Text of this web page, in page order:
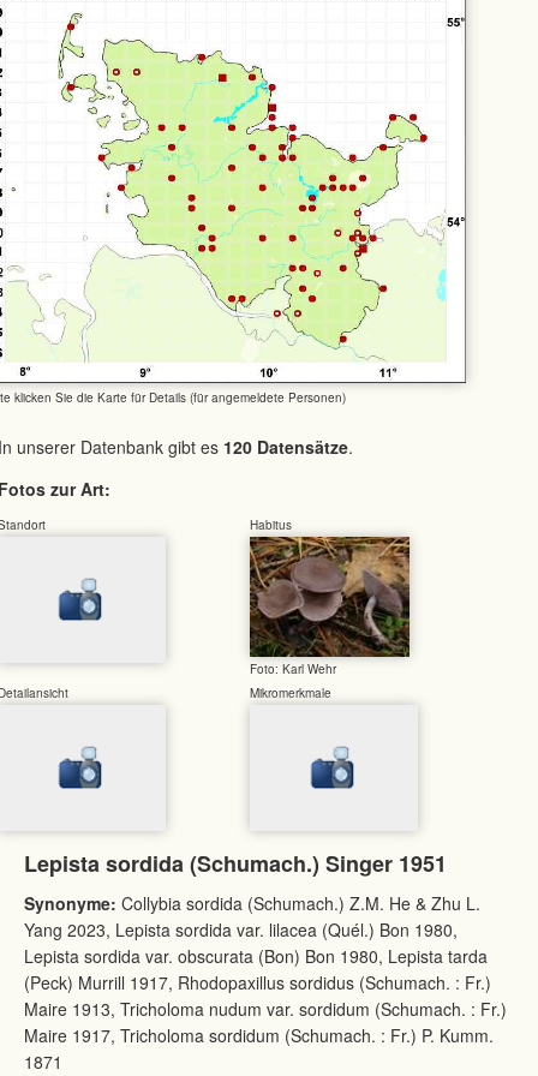
klicken Sie die Karte für Details (für angemeldete Personen)
unserer Datenbank gibt es 120 Datensätze.
zur Art:
Habitus
Foto: Karl Wehr
Mikromerkmale
Lepista sordida (Schumach.) Singer 1951
Synonyme: Collybia sordida (Schumach.) Z.M. He & Zhu L.
Yang 2023, Lepista sordida var. lilacea (Quél.) Bon 1980,
Lepista sordida var. obscurata (Bon) Bon 1980, Lepista tarda
(Peck) Murrill 1917, Rhodopaxillus sordidus (Schumach. : Fr.)
Maire 1913, Tricholoma nudum var. sordidum (Schumach. : Fr.)
Maire 1917, Tricholoma sordidum (Schumach. : Fr.) P. Kumm.
1871